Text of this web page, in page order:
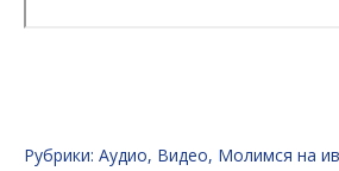
Рубрики: Аудио, Видео, Молимся на